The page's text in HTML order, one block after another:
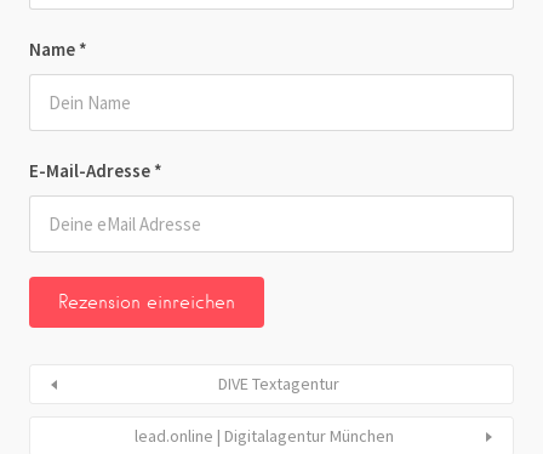
Name *
E-Mail-Adresse *
DIVE Textagentur
lead.online | Digitalagentur München